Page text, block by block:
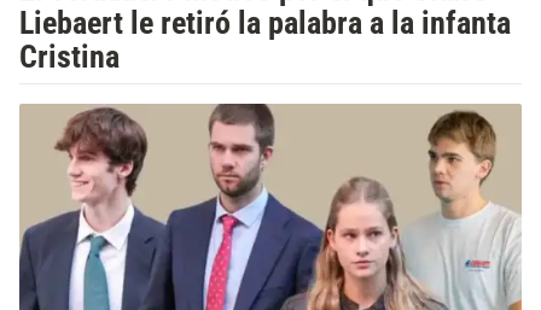
Liebaert le retiró la palabra a la infanta
Cristina